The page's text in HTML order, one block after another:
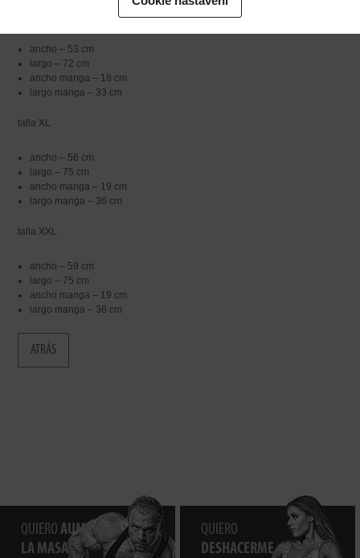
ancho – 53 cm
largo – 72 cm
ancho manga – 18 cm
largo manga – 33 cm
talla XL
ancho – 56 cm
largo – 75 cm
ancho manga – 19 cm
largo manga – 36 cm
talla XXL
ancho – 59 cm
largo – 75 cm
ancho manga – 19 cm
largo manga – 36 cm
ATRÁS
QUIERO AUMENTAR
LA MASA
QUIERO
DESHACERME